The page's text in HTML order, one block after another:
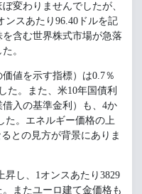
変わりませんでしたが、
ンスあたり96.40ドルを記
含む世界株式市場が急落
。
値を示す指標）は0.7％
た。また、米10年国債利
入の基準金利）も、4か
た。エネルギー価格の上
との見方が背景にありま
昇し、1オンスあたり3829
またユーロ建て金価格も